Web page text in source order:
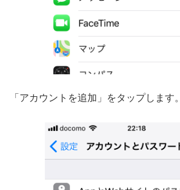
「アカウントを追加」をタップします。